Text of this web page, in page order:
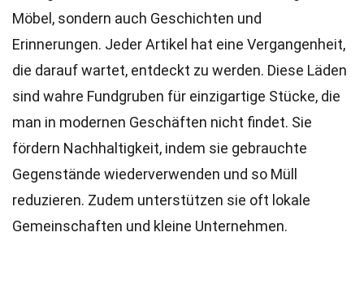
Möbel, sondern auch Geschichten und
Erinnerungen. Jeder Artikel hat eine Vergangenheit,
die darauf wartet, entdeckt zu werden. Diese Läden
sind wahre Fundgruben für einzigartige Stücke, die
man in modernen Geschäften nicht findet. Sie
fördern Nachhaltigkeit, indem sie gebrauchte
Gegenstände wiederverwenden und so Müll
reduzieren. Zudem unterstützen sie oft lokale
Gemeinschaften und kleine Unternehmen.